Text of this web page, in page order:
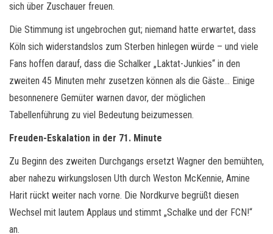
sich über Zuschauer freuen.
Die Stimmung ist ungebrochen gut; niemand hatte erwartet, dass
Köln sich widerstandslos zum Sterben hinlegen würde – und viele
Fans hoffen darauf, dass die Schalker „Laktat-Junkies“ in den
zweiten 45 Minuten mehr zusetzen können als die Gäste… Einige
besonnenere Gemüter warnen davor, der möglichen
Tabellenführung zu viel Bedeutung beizumessen.
Freuden-Eskalation in der 71. Minute
Zu Beginn des zweiten Durchgangs ersetzt Wagner den bemühten,
aber nahezu wirkungslosen Uth durch Weston McKennie, Amine
Harit rückt weiter nach vorne. Die Nordkurve begrüßt diesen
Wechsel mit lautem Applaus und stimmt „Schalke und der FCN!“
an.